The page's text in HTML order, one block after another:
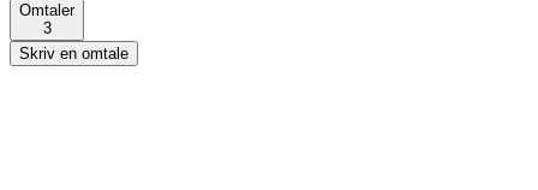
Omtaler
3